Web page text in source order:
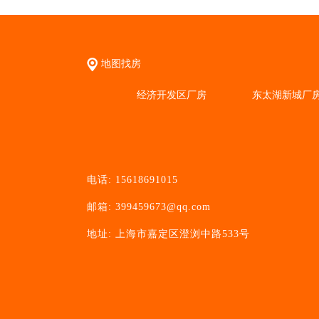
地图找房
经济开发区厂房 东太湖新城厂
电话: 15618691015
邮箱: 399459673@qq.com
地址: 上海市嘉定区澄浏中路533号